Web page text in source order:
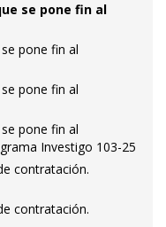
se pone fin al
pone fin al
pone fin al
pone fin al
Investigo 103-25
contratación.
contratación.